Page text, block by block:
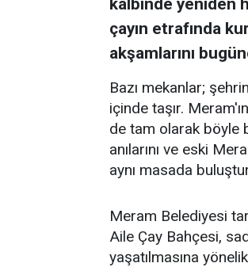
kalbinde yeniden
çayın etrafında
akşamlarını
Bazı mekanlar; şehrin
içinde taşır.
de tam olarak böyle
anılarını ve eski
aynı masada
Meram Belediyesi
Aile Çay Bahçesi,
yaşatılmasına